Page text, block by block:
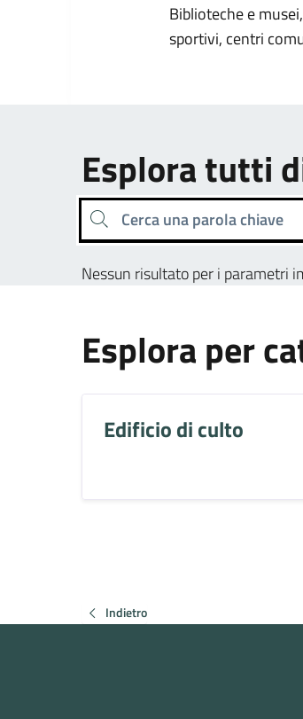
Biblioteche e
sportivi, centri
Esplora tutti
Cerca una parola chiave
Nessun risultato per i parametri
Esplora per
Edificio di culto
Indietro